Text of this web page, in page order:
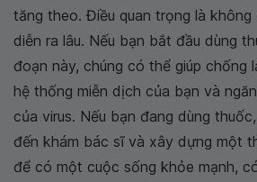
tăng theo. Điều quan trọng là không
diễn ra lâu. Nếu bạn bắt đầu dùng
đoạn này, chúng có thể giúp chống
hệ thống miễn dịch của bạn và
của virus. Nếu bạn đang dùng
đến khám bác sĩ và xây dựng một
để có một cuộc sống khỏe mạnh,